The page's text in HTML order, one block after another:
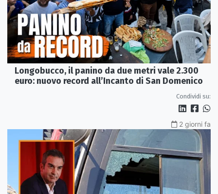
Longobucco, il panino da due metri vale 2.300
euro: nuovo record all’Incanto di San Domenico
Condividi su:
2 giorni fa